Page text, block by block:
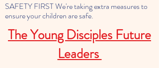
SAFETY FIRST We're taking extra measures to
ensure your children are safe.
The Young Disciples Future
Leaders